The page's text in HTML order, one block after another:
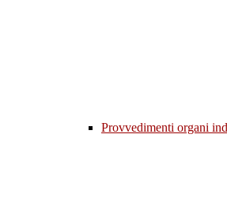
Provvedimenti organi